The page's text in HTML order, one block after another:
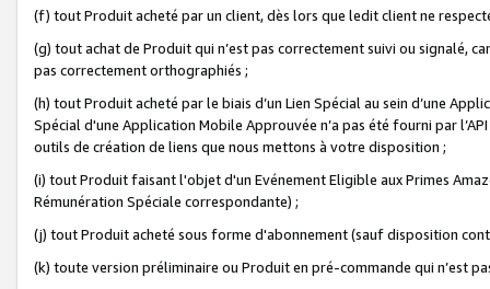
(f) tout Produit acheté par un client, dès lors que ledit client ne
(g) tout achat de Produit qui n’est pas correctement suivi ou signalé,
pas correctement orthographiés ;
(h) tout Produit acheté par le biais d’un Lien Spécial au sein d’une
Spécial d'une Application Mobile Approuvée n’a pas été fourni par
outils de création de liens que nous mettons à votre disposition ;
(i) tout Produit faisant l'objet d'un Evénement Eligible aux Primes
Rémunération Spéciale correspondante) ;
(j) tout Produit acheté sous forme d'abonnement (sauf disposition
(k) toute version préliminaire ou Produit en pré-commande qui n’est